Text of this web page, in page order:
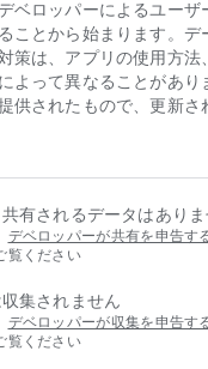
プレッサー
イコライゼーション帯域
ドおよび非DVCモード（
生アプリ/ストリーミング
Trackingモードでは、ほ
ョンが可能ですが、許可
ェース：
のユーザーインターフェ
ベロッパーによるユーザ
ことから始まります。デ
策は、アプリの使用方法
よって異なることがあり
供されたもので、更新さ
有されるデータはありま
デベロッパーが共有を申告す
覧ください
集されません
デベロッパーが収集を申告す
覧ください